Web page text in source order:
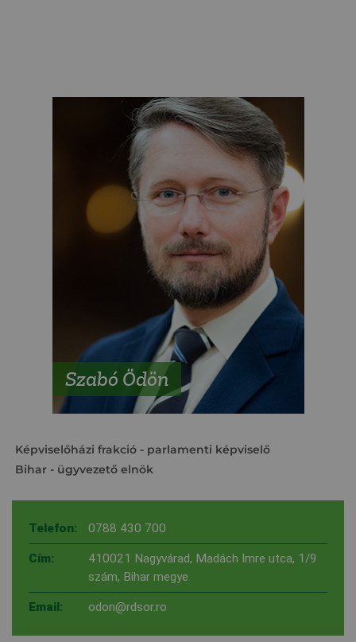
Szabó Ödön
Képviselőházi frakció - parlamenti képviselő
Bihar - ügyvezető elnök
Telefon: 0788 430 700
Cím:
410021 Nagyvárad, Madách Imre utca, 1/9
szám, Bihar megye
Email: odon@rdsor.ro